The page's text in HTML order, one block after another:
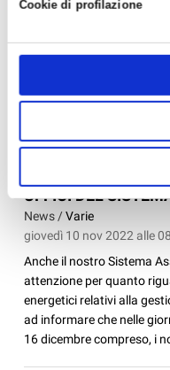
Cookie di profilazione
MODIFICHE
UFFICI DEL
News /Varie
giovedì 10 nov 2022 alle
Anche il nostro Sistema
attenzione per quanto
energetici relativi alla
ad informare che nelle
16 dicembre compreso, i